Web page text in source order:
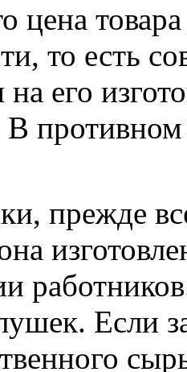
цена
то есть
его
противном
прежде
Если